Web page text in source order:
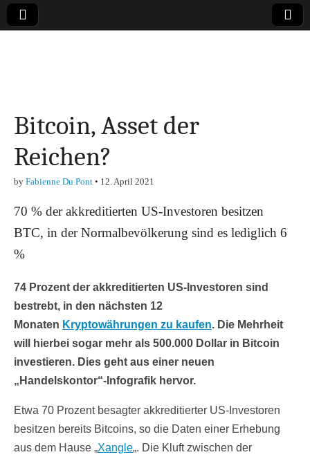
Finanzen,
Marketing-, Vertrieb-
& Investment-Tipps
Bitcoin, Asset der
Reichen?
by Fabienne Du Pont • 12. April 2021
70 % der akkreditierten US-Investoren besitzen
BTC, in der Normalbevölkerung sind es lediglich 6
%
74 Prozent der akkreditierten US-Investoren sind
bestrebt, in den nächsten 12
Monaten Kryptowährungen zu kaufen. Die Mehrheit
will hierbei sogar mehr als 500.000 Dollar in Bitcoin
investieren. Dies geht aus einer neuen
„Handelskontor“-Infografik hervor.
Etwa 70 Prozent besagter akkreditierter US-Investoren
besitzen bereits Bitcoins, so die Daten einer Erhebung
aus dem Hause „Xangle„. Die Kluft zwischen der